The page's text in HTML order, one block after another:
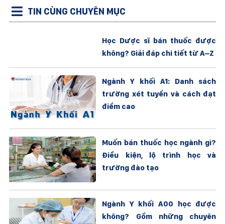
TIN CÙNG CHUYÊN MỤC
Học Dược sĩ bán thuốc được
không? Giải đáp chi tiết từ A–Z
Ngành Y khối A1: Danh sách
trường xét tuyển và cách đạt
điểm cao
Muốn bán thuốc học ngành gì?
Điều kiện, lộ trình học và
trường đào tạo
Ngành Y khối A00 học được
không? Gồm những chuyên